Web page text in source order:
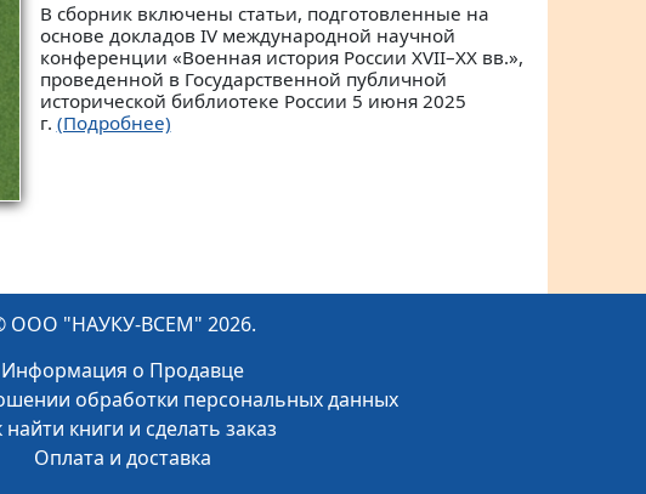
В сборник включены статьи, подготовленные на
основе докладов IV международной научной
конференции «Военная история России XVII–XX вв.»,
проведенной в Государственной публичной
исторической библиотеке России 5 июня 2025
г. (Подробнее)
ООО "НАУКУ-ВСЕМ" 2026.
Информация о Продавце
обработки персональных данных
найти книги и сделать заказ
Оплата и доставка